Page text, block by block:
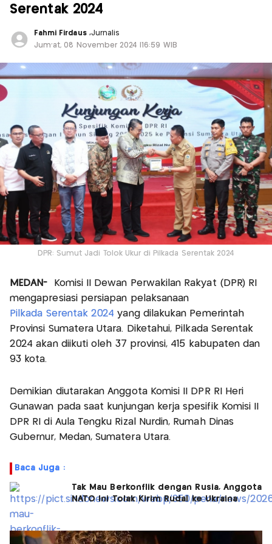
Serentak 2024
Fahmi Firdaus ,Jurnalis
Jum'at, 08 November 2024 |16:59 WIB
DPR: Sumut Jadi Tolok Ukur di Pilkada Serentak 2024
MEDAN-
Komisi II Dewan Perwakilan Rakyat (DPR) RI
mengapresiasi persiapan pelaksanaan
Pilkada Serentak 2024yang dilakukan Pemerintah
Provinsi Sumatera Utara. Diketahui, Pilkada Serentak
2024 akan diikuti oleh 37 provinsi, 415 kabupaten dan
93 kota.
Demikian diutarakan Anggota Komisi II DPR RI Heri
Gunawan pada saat kunjungan kerja spesifik Komisi II
DPR RI di Aula Tengku Rizal Nurdin, Rumah Dinas
Gubernur, Medan, Sumatera Utara.
Baca Juga :
Tak Mau Berkonflik dengan Rusia, Anggota
NATO Ini Tolak Kirim Rudal ke Ukraina